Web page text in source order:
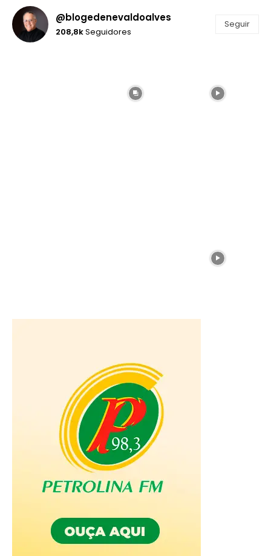
@blogedenevaldoalves
208,8kSeguidores
Seguir